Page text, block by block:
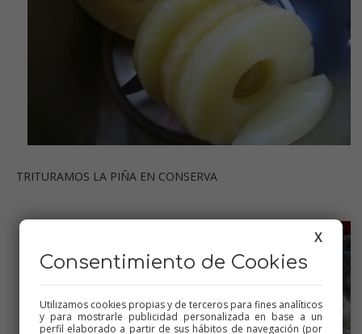
TRITURAMOS LA PIÑA EN CONSERVA
X
Consentimiento de Cookies
Utilizamos cookies propias y de terceros para fines analíticos
y para mostrarle publicidad personalizada en base a un
perfil elaborado a partir de sus hábitos de navegación (por